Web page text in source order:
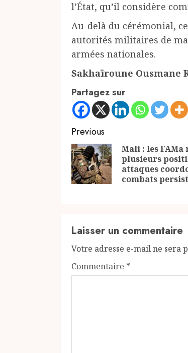
l’État, qu’il considère
Au-delà du cérémonial,
autorités militaires de
armées nationales.
Sakhaïroune Ousmane
Partagez sur
Continue
Reading
Previous
Mali : les
plusieurs
attaques
combats
Laisser un commentaire
Votre adresse e-mail ne sera
Commentaire *